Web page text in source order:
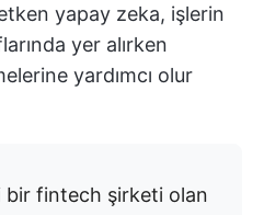
yapay zeka, işlerin
yer alırken
yardımcı olur
bir fintech şirketi olan